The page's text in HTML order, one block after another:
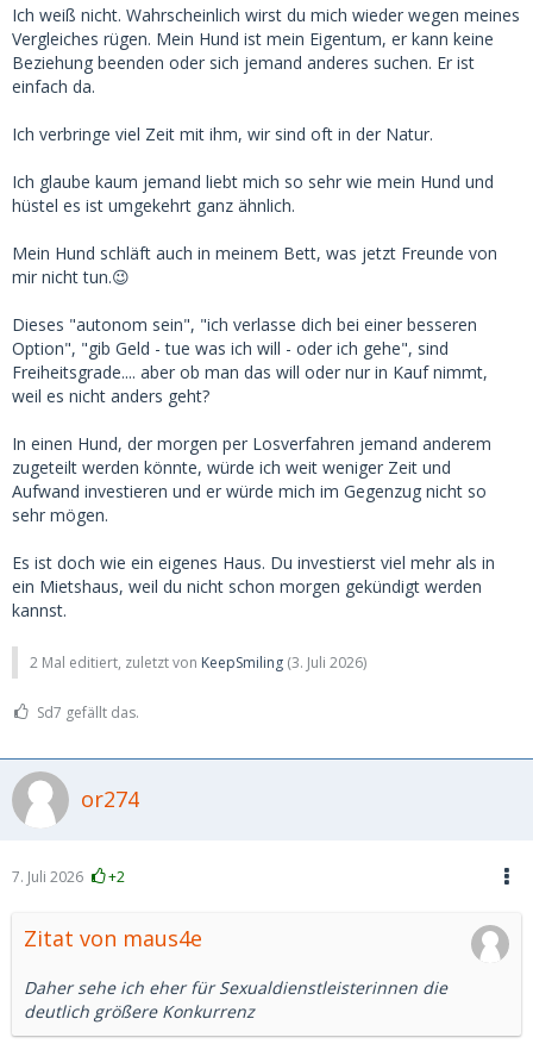
Ich weiß nicht. Wahrscheinlich wirst du mich wieder wegen meines
Vergleiches rügen. Mein Hund ist mein Eigentum, er kann keine
Beziehung beenden oder sich jemand anderes suchen. Er ist
einfach da.
Ich verbringe viel Zeit mit ihm, wir sind oft in der Natur.
Ich glaube kaum jemand liebt mich so sehr wie mein Hund und
hüstel es ist umgekehrt ganz ähnlich.
Mein Hund schläft auch in meinem Bett, was jetzt Freunde von
mir nicht tun.😉
Dieses "autonom sein", "ich verlasse dich bei einer besseren
Option", "gib Geld - tue was ich will - oder ich gehe", sind
Freiheitsgrade.... aber ob man das will oder nur in Kauf nimmt,
weil es nicht anders geht?
In einen Hund, der morgen per Losverfahren jemand anderem
zugeteilt werden könnte, würde ich weit weniger Zeit und
Aufwand investieren und er würde mich im Gegenzug nicht so
sehr mögen.
Es ist doch wie ein eigenes Haus. Du investierst viel mehr als in
ein Mietshaus, weil du nicht schon morgen gekündigt werden
kannst.
2 Mal editiert, zuletzt von KeepSmiling (3. Juli 2026)
Sd7 gefällt das.
or274
7. Juli 2026 +2
Zitat von maus4e
Daher sehe ich eher für Sexualdienstleisterinnen die
deutlich größere Konkurrenz